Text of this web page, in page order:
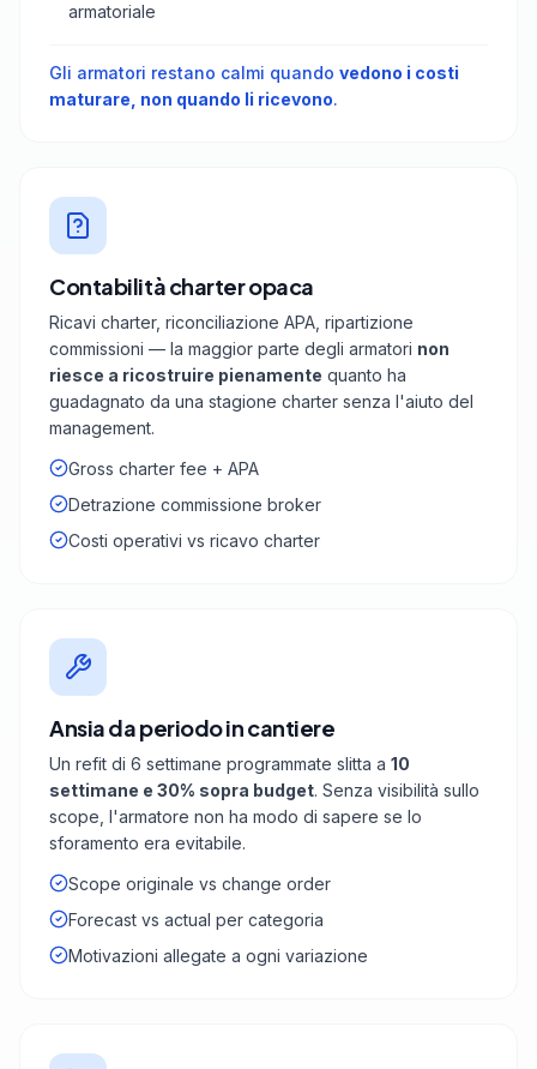
armatoriale
Gli armatori restano calmi quando vedono i costi
maturare, non quando li ricevono.
Contabilità charter opaca
Ricavi charter, riconciliazione APA, ripartizione
commissioni — la maggior parte degli armatori non
riesce a ricostruire pienamente quanto ha
guadagnato da una stagione charter senza l'aiuto del
management.
Gross charter fee + APA
Detrazione commissione broker
Costi operativi vs ricavo charter
Ansia da periodo in cantiere
Un refit di 6 settimane programmate slitta a 10
settimane e 30% sopra budget. Senza visibilità sullo
scope, l'armatore non ha modo di sapere se lo
sforamento era evitabile.
Scope originale vs change order
Forecast vs actual per categoria
Motivazioni allegate a ogni variazione